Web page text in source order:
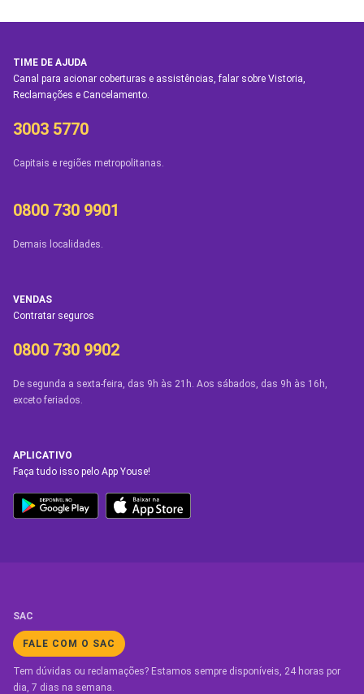
TIME DE AJUDA
Canal para acionar coberturas e assistências, falar sobre Vistoria,
Reclamações e Cancelamento.
3003 5770
Capitais e regiões metropolitanas.
0800 730 9901
Demais localidades.
VENDAS
Contratar seguros
0800 730 9902
De segunda a sexta-feira, das 9h às 21h. Aos sábados, das 9h às 16h,
exceto feriados.
APLICATIVO
Faça tudo isso pelo App Youse!
SAC
FALE COM O SAC
Tem dúvidas ou reclamações? Estamos sempre disponíveis, 24 horas por
dia, 7 dias na semana.